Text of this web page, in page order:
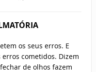
os seus erros. E
cometidos. Dizem
de olhos fazem